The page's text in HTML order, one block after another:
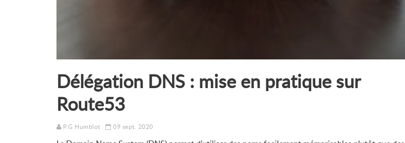
Délégation DNS : mise en pratique sur
Route53
P.G Humblot 09 sept. 2020